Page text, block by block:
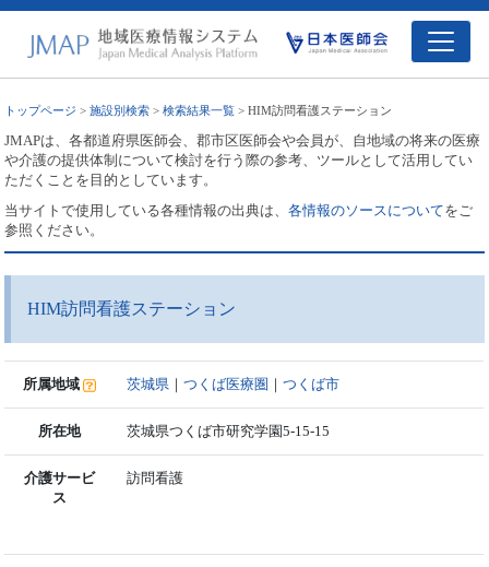
トップページ >施設別検索 >検索結果一覧 > HIM訪問看護ステーション
JMAPは、各都道府県医師会、郡市区医師会や会員が、自地域の将来の医療
や介護の提供体制について検討を行う際の参考、ツールとして活用してい
ただくことを目的としています。
当サイトで使用している各種情報の出典は、各情報のソースについてをご
参照ください。
HIM訪問看護ステーション
所属地域 茨城県 ｜つくば医療圏 ｜つくば市
所在地 茨城県つくば市研究学園5-15-15
介護サービ
ス
訪問看護